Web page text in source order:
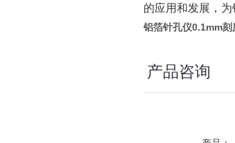
的应用和发展，
铝箔针孔仪0.1mm刻
产品咨询